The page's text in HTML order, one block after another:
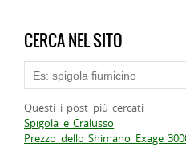
CERCA NEL SITO
Questi i post più cercati
Spigola e Cralusso
Prezzo dello Shimano Exage